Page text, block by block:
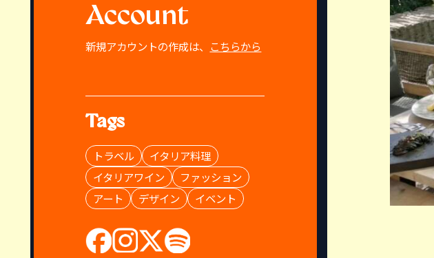
Account
新規アカウントの作成は、 こちらから
Tags
トラベル
イタリア料理
イタリアワイン
ファッション
アート
デザイン イベント